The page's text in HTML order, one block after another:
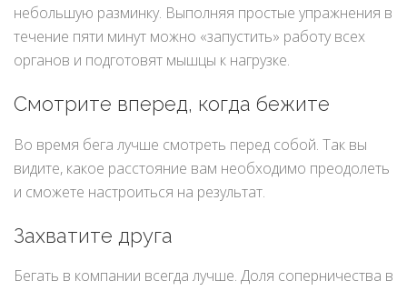
небольшую разминку. Выполняя простые упражнения в
течение пяти минут можно «запустить» работу всех
органов и подготовят мышцы к нагрузке.
Смотрите вперед, когда бежите
Во время бега лучше смотреть перед собой. Так вы
видите, какое расстояние вам необходимо преодолеть
и сможете настроиться на результат.
Захватите друга
Бегать в компании всегда лучше. Доля соперничества в